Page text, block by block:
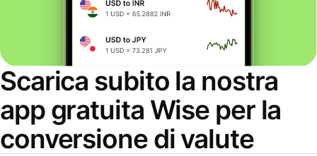
Scarica subito la nostra
app gratuita Wise per la
conversione di valute